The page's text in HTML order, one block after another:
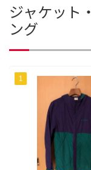
ジャケット
ング